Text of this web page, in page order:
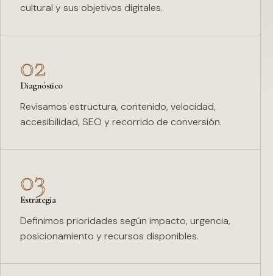
cultural y sus objetivos digitales.
02
Diagnóstico
Revisamos estructura, contenido, velocidad,
accesibilidad, SEO y recorrido de conversión.
03
Estrategia
Definimos prioridades según impacto, urgencia,
posicionamiento y recursos disponibles.